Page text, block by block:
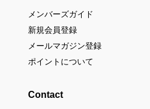
メンバーズガイド
新規会員登録
メールマガジン登録
ポイントについて
Contact